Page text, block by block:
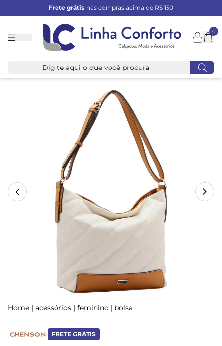
Frete grátis nas compras acima de R$ 150
Linha
0
Home | acessórios | feminino | bolsa
FRETE GRÁTIS